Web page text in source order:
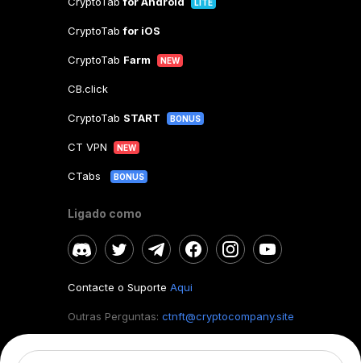
LITE
CryptoTabfor iOS
CryptoTab Farm NEW
CB.click
CryptoTab START BONUS
CT VPN NEW
CTabs BONUS
Ligado como
Contacte o Suporte Aqui
Outras Perguntas: ctnft@cryptocompany.site